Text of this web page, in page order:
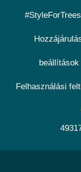
#StyleForTrees
beállítások
Felhasználási